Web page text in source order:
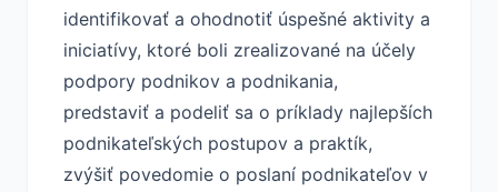
identifikovať a ohodnotiť úspešné aktivity a
iniciatívy, ktoré boli zrealizované na účely
podpory podnikov a podnikania,
predstaviť a podeliť sa o príklady najlepších
podnikateľských postupov a praktík,
zvýšiť povedomie o poslaní podnikateľov v